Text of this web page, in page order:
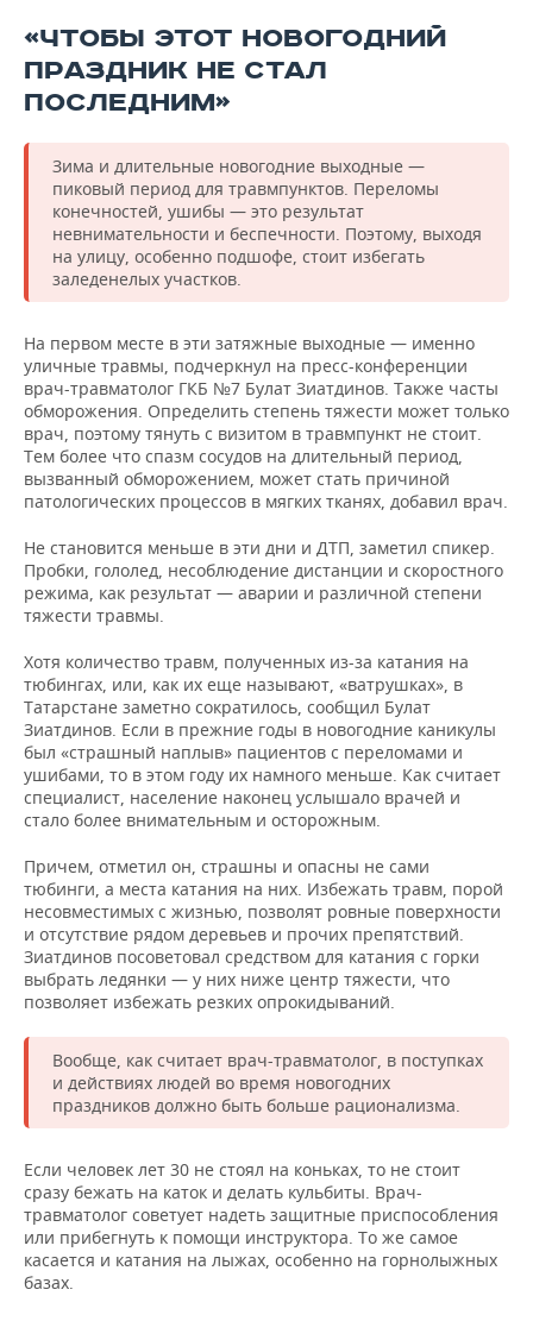
«ЧТОБЫ ЭТОТ НОВОГОДНИЙ
ПРАЗДНИК НЕ СТАЛ
ПОСЛЕДНИМ»
Зима и длительные новогодние выходные —
пиковый период для травмпунктов. Переломы
конечностей, ушибы — это результат
невнимательности и беспечности. Поэтому, выходя
на улицу, особенно подшофе, стоит избегать
заледенелых участков.
На первом месте в эти затяжные выходные — именно
уличные травмы, подчеркнул на пресс-конференции
врач-травматолог ГКБ №7 Булат Зиатдинов. Также часты
обморожения. Определить степень тяжести может только
врач, поэтому тянуть с визитом в травмпункт не стоит.
Тем более что спазм сосудов на длительный период,
вызванный обморожением, может стать причиной
патологических процессов в мягких тканях, добавил врач.
Не становится меньше в эти дни и ДТП, заметил спикер.
Пробки, гололед, несоблюдение дистанции и скоростного
режима, как результат — аварии и различной степени
тяжести травмы.
Хотя количество травм, полученных из-за катания на
тюбингах, или, как их еще называют, «ватрушках», в
Татарстане заметно сократилось, сообщил Булат
Зиатдинов. Если в прежние годы в новогодние каникулы
был «страшный наплыв» пациентов с переломами и
ушибами, то в этом году их намного меньше. Как считает
специалист, население наконец услышало врачей и
стало более внимательным и осторожным.
Причем, отметил он, страшны и опасны не сами
тюбинги, а места катания на них. Избежать травм, порой
несовместимых с жизнью, позволят ровные поверхности
и отсутствие рядом деревьев и прочих препятствий.
Зиатдинов посоветовал средством для катания с горки
выбрать ледянки — у них ниже центр тяжести, что
позволяет избежать резких опрокидываний.
Вообще, как считает врач-травматолог, в поступках
и действиях людей во время новогодних
праздников должно быть больше рационализма.
Если человек лет 30 не стоял на коньках, то не стоит
сразу бежать на каток и делать кульбиты. Врач-
травматолог советует надеть защитные приспособления
или прибегнуть к помощи инструктора. То же самое
касается и катания на лыжах, особенно на горнолыжных
базах.